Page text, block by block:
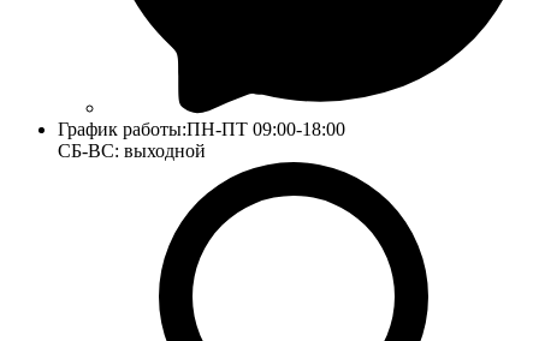
График работы:ПН-ПТ 09:00-18:00
СБ-ВС: выходной